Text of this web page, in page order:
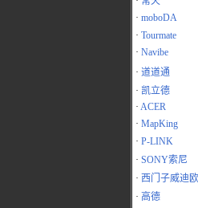
· moboDA
· Tourmate
· Navibe
· 道道通
· 凯立德
· ACER
· MapKing
· P-LINK
· SONY索尼
· 西门子威迪欧
· 高德